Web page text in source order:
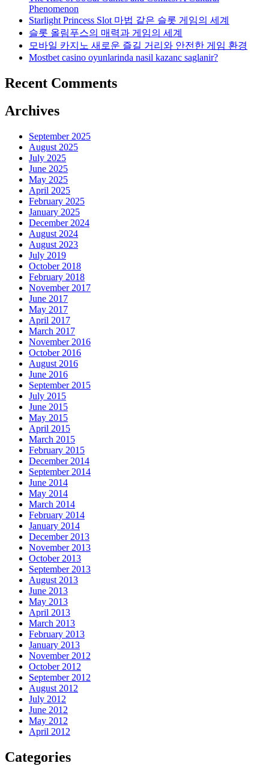
Phenomenon
Starlight Princess Slot 마법 같은 슬롯 게임의 세계
슬롯 올림푸스의 매력과 게임의 세계
모바일 카지노 새로운 즐길 거리와 안전한 게임 환경
Mostbet casino oyunlarinda nasil kazanc saglanir?
Recent Comments
Archives
September 2025
August 2025
July 2025
June 2025
May 2025
April 2025
February 2025
January 2025
December 2024
August 2024
August 2023
July 2019
October 2018
February 2018
November 2017
June 2017
May 2017
April 2017
March 2017
November 2016
October 2016
August 2016
June 2016
September 2015
July 2015
June 2015
May 2015
April 2015
March 2015
February 2015
December 2014
September 2014
June 2014
May 2014
March 2014
February 2014
January 2014
December 2013
November 2013
October 2013
September 2013
August 2013
June 2013
May 2013
April 2013
March 2013
February 2013
January 2013
November 2012
October 2012
September 2012
August 2012
July 2012
June 2012
May 2012
April 2012
Categories